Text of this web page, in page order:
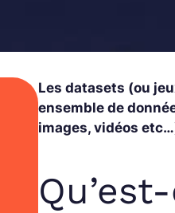
Les datasets (ou
ensemble de
images, vidéos